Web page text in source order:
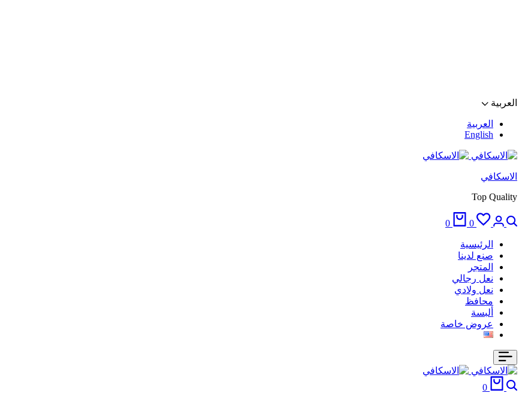
العربية
العربية
English
الاسكافي
Top Quality
0
0
الرئيسية
صنع لدينا
المتجر
نعل رجالي
نعل ولادي
محافظ
ألبسة
عروض خاصة
0